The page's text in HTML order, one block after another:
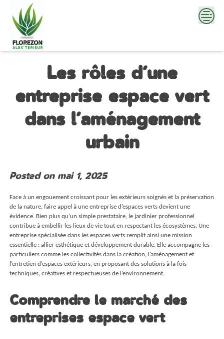
content
Les rôles d’une
entreprise espace vert
dans l’aménagement
urbain
Posted on mai 1, 2025
Face à un engouement croissant pour les extérieurs soignés et la préservation
de la nature, faire appel à une entreprise d’espaces verts devient une
évidence. Bien plus qu’un simple prestataire, le jardinier professionnel
contribue à embellir les lieux de vie tout en respectant les écosystèmes. Une
entreprise spécialisée dans les espaces verts remplit ainsi une mission
essentielle : allier esthétique et développement durable. Elle accompagne les
particuliers comme les collectivités dans la création, l’aménagement et
l’entretien d’espaces extérieurs, en proposant des solutions à la fois
techniques, créatives et respectueuses de l’environnement.
Comprendre le marché des
entreprises espace vert